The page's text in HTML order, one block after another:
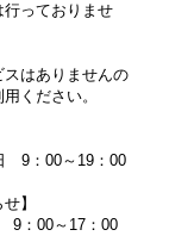
っておりませ
はありませんの
ください。
9：00～19：00
】
9：00～17：00